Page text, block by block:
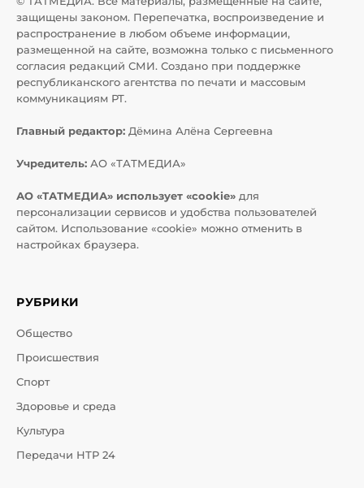
защищены законом. Перепечатка, воспроизведение и
распространение в любом объеме информации,
размещенной на сайте, возможна только с письменного
согласия редакций СМИ. Создано при поддержке
республиканского агентства по печати и массовым
коммуникациям РТ.
Главный редактор: Дёмина Алёна Сергеевна
Учредитель: АО «ТАТМЕДИА»
АО «ТАТМЕДИА» использует «cookie» для
персонализации сервисов и удобства пользователей
сайтом. Использование «cookie» можно отменить в
настройках браузера.
РУБРИКИ
Общество
Происшествия
Спорт
Здоровье и среда
Культура
Передачи НТР 24